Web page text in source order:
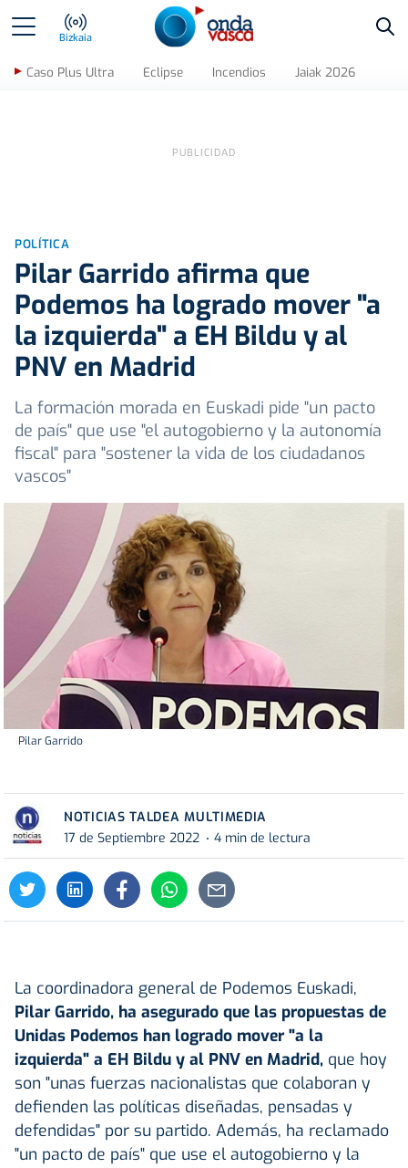
Bizkaia
Caso Plus Ultra Eclipse Incendios Jaiak 2026
POLÍTICA
Pilar Garrido afirma que
Podemos ha logrado mover "a
la izquierda" a EH Bildu y al
PNV en Madrid
La formación morada en Euskadi pide "un pacto
de país" que use "el autogobierno y la autonomía
fiscal" para "sostener la vida de los ciudadanos
vascos"
Pilar Garrido
NOTICIAS TALDEA MULTIMEDIA
17 de Septiembre 2022
4 min de lectura
La coordinadora general de Podemos Euskadi,
Pilar Garrido, ha asegurado que las propuestas de
Unidas Podemos han logrado mover "a la
izquierda" a EH Bildu y al PNV en Madrid, que hoy
son "unas fuerzas nacionalistas que colaboran y
defienden las políticas diseñadas, pensadas y
defendidas" por su partido. Además, ha reclamado
"un pacto de país" que use el autogobierno y la